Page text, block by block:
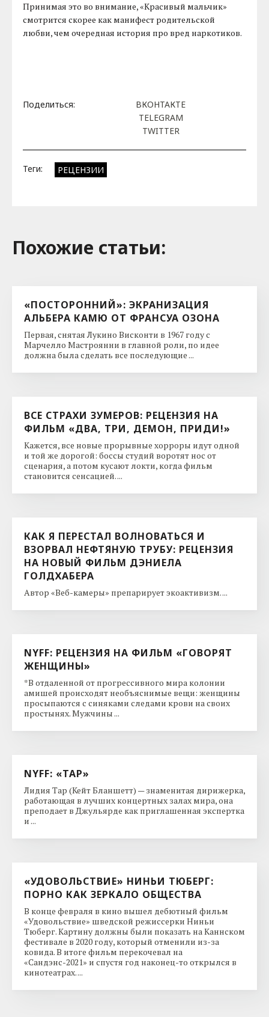
Принимая это во внимание, «Красивый мальчик»
смотрится скорее как манифест родительской
любви, чем очередная история про вред наркотиков.
Поделиться:
ВКОНТАКТЕ
TELEGRAM
TWITTER
Теги: РЕЦЕНЗИИ
Похожие cтатьи:
«ПОСТОРОННИЙ»: ЭКРАНИЗАЦИЯ
АЛЬБЕРА КАМЮ ОТ ФРАНСУА ОЗОНА
Первая, снятая Лукино Висконти в 1967 году с
Марчелло Мастроянни в главной роли, по идее
должна была сделать все последующие ...
ВСЕ СТРАХИ ЗУМЕРОВ: РЕЦЕНЗИЯ НА
ФИЛЬМ «ДВА, ТРИ, ДЕМОН, ПРИДИ!»
Кажется, все новые прорывные хорроры идут одной
и той же дорогой: боссы студий воротят нос от
сценария, а потом кусают локти, когда фильм
становится сенсацией. ...
КАК Я ПЕРЕСТАЛ ВОЛНОВАТЬСЯ И
ВЗОРВАЛ НЕФТЯНУЮ ТРУБУ: РЕЦЕНЗИЯ
НА НОВЫЙ ФИЛЬМ ДЭНИЕЛА
ГОЛДХАБЕРА
Автор «Веб-камеры» препарирует экоактивизм. ...
NYFF: РЕЦЕНЗИЯ НА ФИЛЬМ «ГОВОРЯТ
ЖЕНЩИНЫ»
*В отдаленной от прогрессивного мира колонии
амишей происходят необъяснимые вещи: женщины
просыпаются с синяками следами крови на своих
простынях. Мужчины ...
NYFF: «ТАР»
Лидия Тар (Кейт Бланшетт) — знаменитая дирижерка,
работающая в лучших концертных залах мира, она
преподает в Джульярде как приглашенная экспертка
и ...
«УДОВОЛЬСТВИЕ» НИНЬИ ТЮБЕРГ:
ПОРНО КАК ЗЕРКАЛО ОБЩЕСТВА
В конце февраля в кино вышел дебютный фильм
«Удовольствие» шведской режиссерки Ниньи
Тюберг. Картину должны были показать на Каннском
фестивале в 2020 году, который отменили из-за
ковида. В итоге фильм перекочевал на
«Сандэнс-2021» и спустя год наконец-то открылся в
кинотеатрах. ...